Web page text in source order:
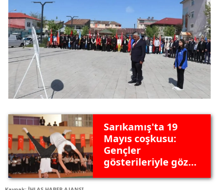
Sarıkamış'ta 19
Mayıs coşkusu:
Gençler
gösterileriyle göz